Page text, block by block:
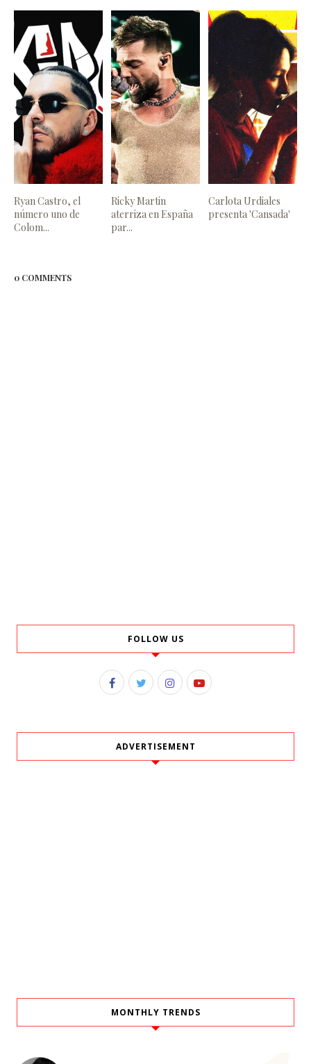
Ryan Castro, el
número uno de
Colom...
Ricky Martin
aterriza en España
par...
Carlota Urdiales
presenta 'Cansada'
0 COMMENTS
FOLLOW US
ADVERTISEMENT
MONTHLY TRENDS